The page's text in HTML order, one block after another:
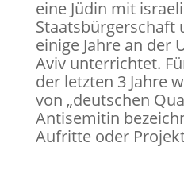
eine Jüdin mit
Staatsbürgerschaft
einige Jahre an der
Aviv unterrichtet.
der letzten 3 Jahre
von „deutschen
Antisemitin
Aufritte oder